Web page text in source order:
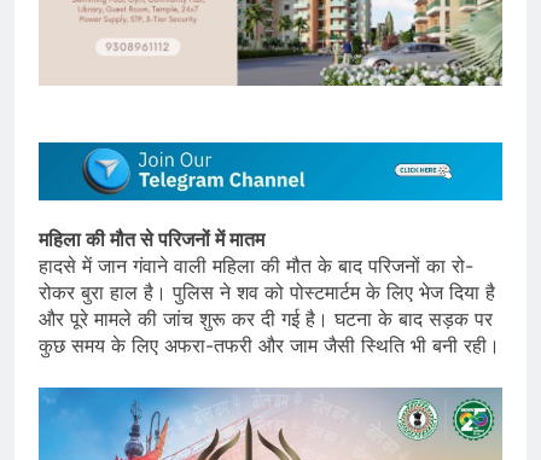
महिला की मौत से परिजनों में मातम
हादसे में जान गंवाने वाली महिला की मौत के बाद परिजनों का रो-
रोकर बुरा हाल है। पुलिस ने शव को पोस्टमार्टम के लिए भेज दिया है
और पूरे मामले की जांच शुरू कर दी गई है। घटना के बाद सड़क पर
कुछ समय के लिए अफरा-तफरी और जाम जैसी स्थिति भी बनी रही।